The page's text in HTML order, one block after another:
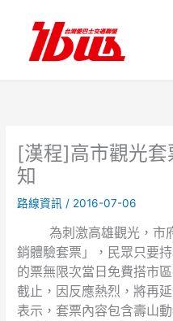
內
[漢程]高市觀光套
知
路線資訊 / 2016-07-06
為刺激高雄觀光，市府
銷體驗套票」，民眾只要
的票無限次當日免費搭市
截止，因反應熱烈，將再
表示，套票內容包含壽山